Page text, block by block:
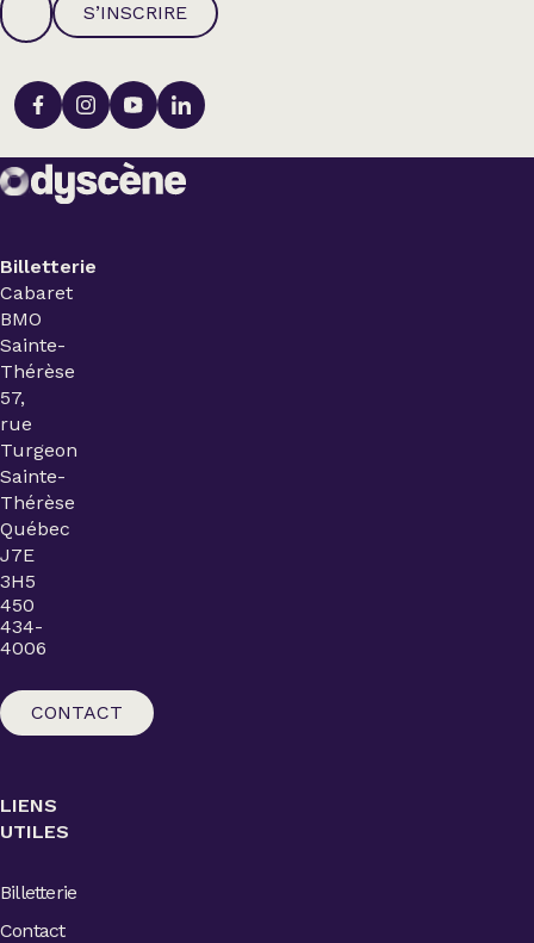
S’INSCRIRE
Billetterie
Cabaret
BMO
Sainte-
Thérèse
57,
rue
Turgeon
Sainte-
Thérèse
Québec
J7E
3H5
450
434-
4006
CONTACT
LIENS
UTILES
Billetterie
Contact